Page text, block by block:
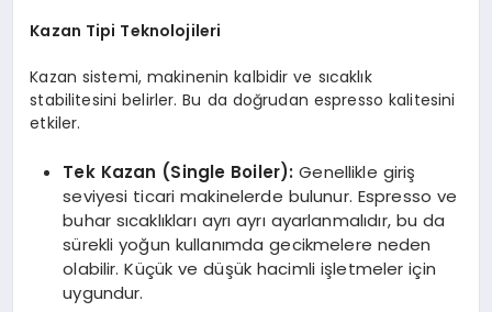
Kazan Tipi Teknolojileri
Kazan sistemi, makinenin kalbidir ve sıcaklık
stabilitesini belirler. Bu da doğrudan espresso kalitesini
etkiler.
Tek Kazan (Single Boiler):Genellikle giriş
seviyesi ticari makinelerde bulunur. Espresso ve
buhar sıcaklıkları ayrı ayrı ayarlanmalıdır, bu da
sürekli yoğun kullanımda gecikmelere neden
olabilir. Küçük ve düşük hacimli işletmeler için
uygundur.